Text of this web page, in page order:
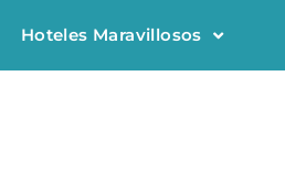
Hoteles Maravillosos